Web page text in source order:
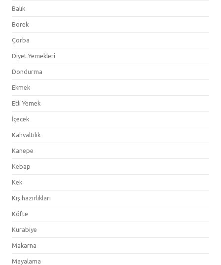
Balık
Börek
Çorba
Diyet Yemekleri
Dondurma
Ekmek
Etli Yemek
İçecek
Kahvaltılık
Kanepe
Kebap
Kek
Kış hazırlıkları
Köfte
Kurabiye
Makarna
Mayalama